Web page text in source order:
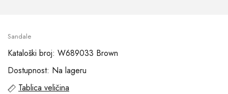
Sandale
Kataloški broj: W689033 Brown
Dostupnost: Na lageru
Tablica veličina